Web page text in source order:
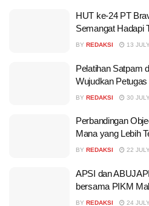
HUT ke-24 PT
Semangat Hadapi
BY REDAKSI 13
Pelatihan Satpam
Wujudkan
BY REDAKSI 30
Perbandingan
Mana yang Lebih
BY REDAKSI 22
APSI dan
bersama PIKM
BY REDAKSI 24